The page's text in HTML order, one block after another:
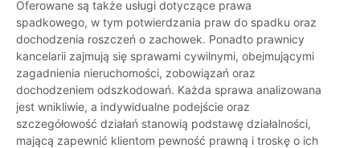
Oferowane są także usługi dotyczące prawa
spadkowego, w tym potwierdzania praw do spadku oraz
dochodzenia roszczeń o zachowek. Ponadto prawnicy
kancelarii zajmują się sprawami cywilnymi, obejmującymi
zagadnienia nieruchomości, zobowiązań oraz
dochodzeniem odszkodowań. Każda sprawa analizowana
jest wnikliwie, a indywidualne podejście oraz
szczegółowość działań stanowią podstawę działalności,
mającą zapewnić klientom pewność prawną i troskę o ich